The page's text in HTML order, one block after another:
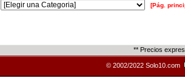
[Pág.
** Precios
© 2002/2022 Solo10.com